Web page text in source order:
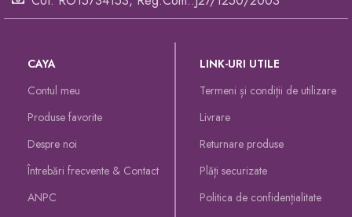
CAYA
Contul meu
Produse favorite
Despre noi
Întrebări frecvente & Contact
ANPC
LINK-URI UTILE
Termeni și condiții de utilizare
Livrare
Returnare produse
Plăți securizate
Politica de confidențialitate